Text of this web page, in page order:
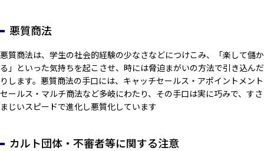
悪質商法
悪質商法は、学生の社会的経験の少なさなどにつけこみ、「楽して儲か
る」といった気持ちを起こさせ、時には脅迫まがいの方法で引き込んだ
りします。悪質商法の手口には、キャッチセールス・アポイントメント
セールス・マルチ商法など多岐にわたり、その手口は実に巧みで、すさ
まじいスピードで進化し悪質化しています
カルト団体・不審者等に関する注意